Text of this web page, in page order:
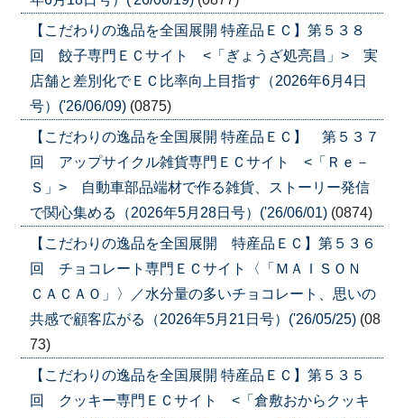
【こだわりの逸品を全国展開 特産品ＥＣ】第５３８
回 餃子専門ＥＣサイト <「ぎょうざ処亮昌」> 実
店舗と差別化でＥＣ比率向上目指す（2026年6月4日
号）('26/06/09) (0875)
【こだわりの逸品を全国展開 特産品ＥＣ】 第５３７
回 アップサイクル雑貨専門ＥＣサイト <「Ｒｅ－
Ｓ」> 自動車部品端材で作る雑貨、ストーリー発信
で関心集める（2026年5月28日号）('26/06/01) (0874)
【こだわりの逸品を全国展開 特産品ＥＣ】第５３６
回 チョコレート専門ＥＣサイト〈「ＭＡＩＳＯＮ
ＣＡＣＡＯ」〉／水分量の多いチョコレート、思いの
共感で顧客広がる（2026年5月21日号）('26/05/25) (08
73)
【こだわりの逸品を全国展開 特産品ＥＣ】第５３５
回 クッキー専門ＥＣサイト <「倉敷おからクッキ